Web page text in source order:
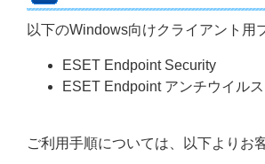
以下のWindows向けクライアント
ESET Endpoint Security
ESET Endpoint アンチウイルス
ご利用手順については、以下よりお